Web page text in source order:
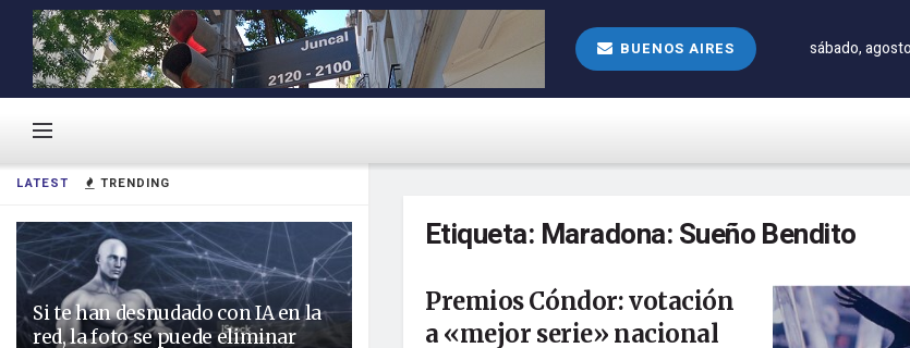
LATEST TRENDING
Si te han desnudado con IA en la
red, la foto se puede eliminar
BUENOS AIRES sábado,
Etiqueta: Maradona: Sueño Bendito
Premios Cóndor: votación
a «mejor serie» nacional